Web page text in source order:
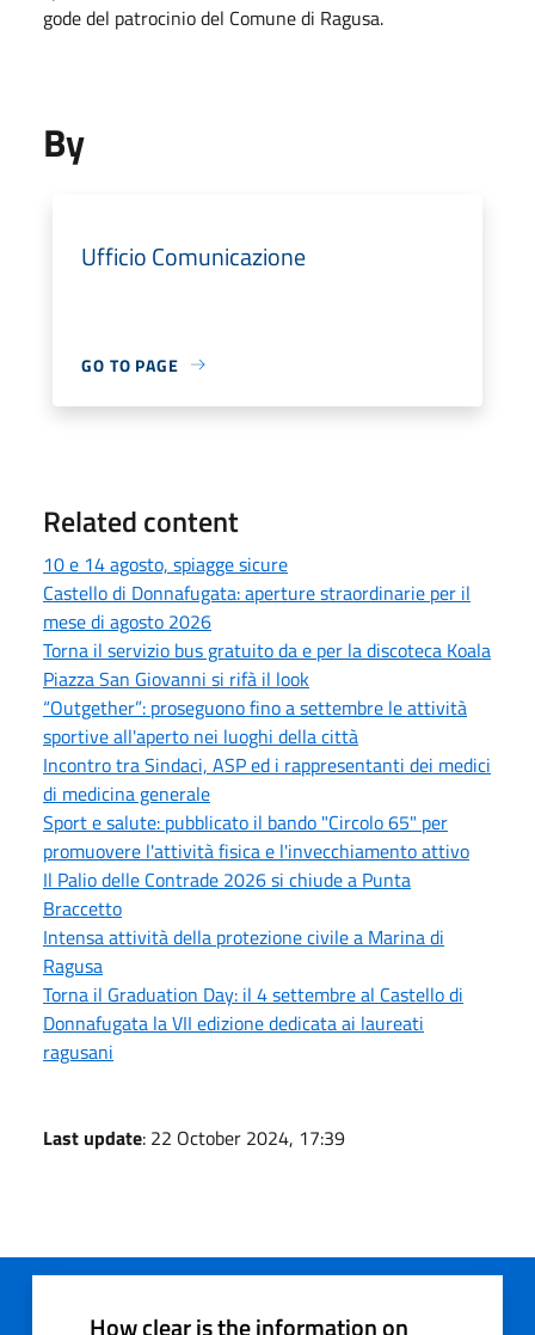
gode del patrocinio del Comune di Ragusa.
By
Ufficio Comunicazione
GO TO PAGE
Related content
10 e 14 agosto, spiagge sicure
Castello di Donnafugata: aperture straordinarie per il
mese di agosto 2026
Torna il servizio bus gratuito da e per la discoteca Koala
Piazza San Giovanni si rifà il look
“Outgether”: proseguono fino a settembre le attività
sportive all'aperto nei luoghi della città
Incontro tra Sindaci, ASP ed i rappresentanti dei medici
di medicina generale
Sport e salute: pubblicato il bando "Circolo 65" per
promuovere l'attività fisica e l'invecchiamento attivo
Il Palio delle Contrade 2026 si chiude a Punta
Braccetto
Intensa attività della protezione civile a Marina di
Ragusa
Torna il Graduation Day: il 4 settembre al Castello di
Donnafugata la VII edizione dedicata ai laureati
ragusani
Last update: 22 October 2024, 17:39
How clear is the information on